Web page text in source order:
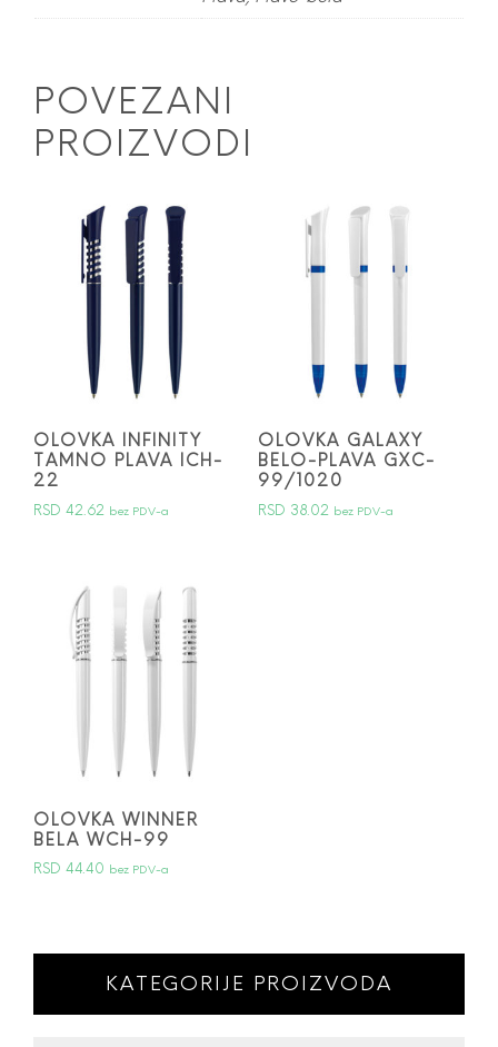
POVEZANI
PROIZVODI
OLOVKA INFINITY
TAMNO PLAVA ICH-
22
RSD 42.62 bez PDV-a
OLOVKA GALAXY
BELO-PLAVA GXC-
99/1020
RSD 38.02 bez PDV-a
OLOVKA WINNER
BELA WCH-99
RSD 44.40 bez PDV-a
KATEGORIJE PROIZVODA